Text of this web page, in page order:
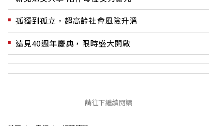
孤獨到孤立，超高齡社會風險升溫
遠見40週年慶典，限時盛大開啟
請往下繼續閱讀